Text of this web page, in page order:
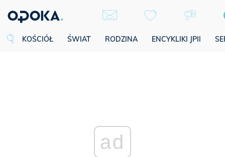
KOŚCIÓŁ ŚWIAT RODZINA ENCYKLIKI JPII
ad